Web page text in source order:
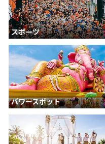
スポーツ
パワースポット